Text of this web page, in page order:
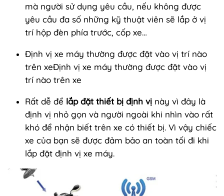
mà người sử dụng yêu cầu, nếu không được
yêu cầu đa số những kỹ thuật viên sẽ lắp ở vị
trí hộp đèn phía trước, cốp xe…
Định vị xe máy thường được đặt vào vị trí nào
trên xeĐịnh vị xe máy thường được đặt vào vị
trí nào trên xe
Rất dễ để lắp đặt thiết bị định vị này vì đây là
định vị nhỏ gọn và người ngoài khi nhìn vào rất
khó để nhận biết trên xe có thiết bị. Vì vậy chiếc
xe của bạn sẽ được đảm bảo an toàn tối đi khi
lắp đặt định vị xe máy.